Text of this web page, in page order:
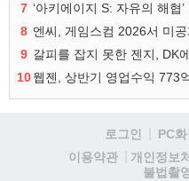
7 ‘아키에이지 S: 자유의 해협
8 엔씨, 게임스컴 2026서 미
9 갈피를 잡지 못한 젠지, DK
10웹젠, 상반기 영업수익 773
로그인 PC화
이용약관
개인정보
불법촬